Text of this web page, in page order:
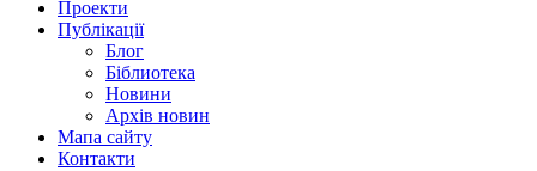
Проекти
Публікації
Блог
Біблиотека
Новини
Архів новин
Мапа сайту
Контакти